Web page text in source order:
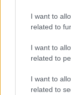
I want to
related to
I want to
related to
I want to
related to
Názer